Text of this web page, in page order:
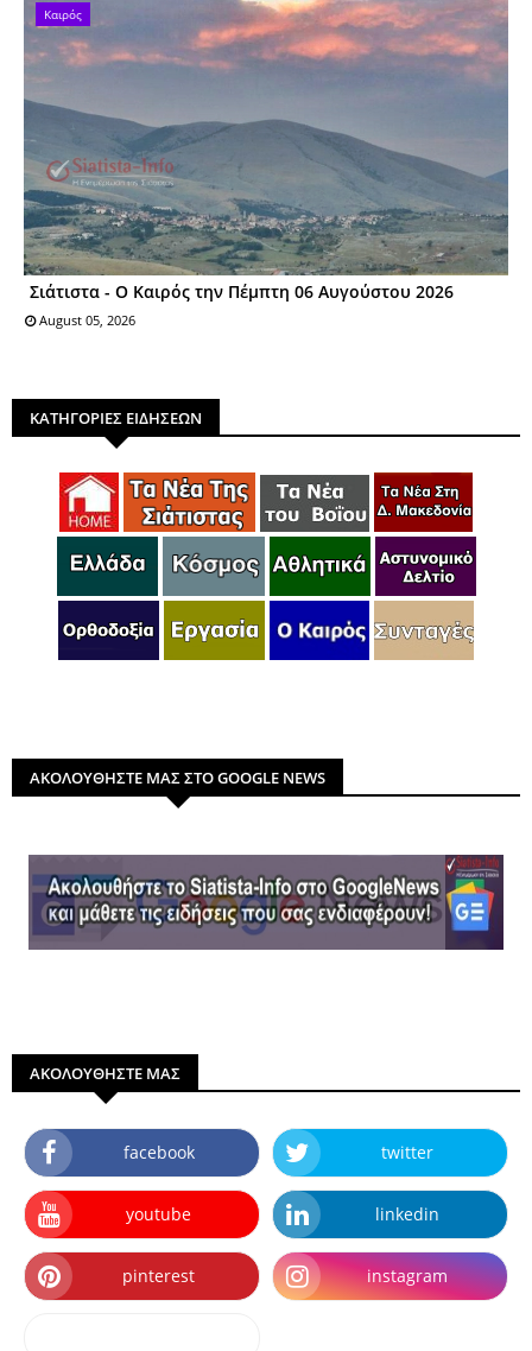
Καιρός
Σιάτιστα - Ο Καιρός την Πέμπτη 06 Αυγούστου 2026
August 05, 2026
ΚΑΤΗΓΟΡΙΕΣ ΕΙΔΗΣΕΩΝ
ΑΚΟΛΟΥΘΗΣΤΕ ΜΑΣ ΣΤΟ GOOGLE NEWS
ΑΚΟΛΟΥΘΗΣΤΕ ΜΑΣ
facebook twitter
youtube linkedin
pinterest instagram